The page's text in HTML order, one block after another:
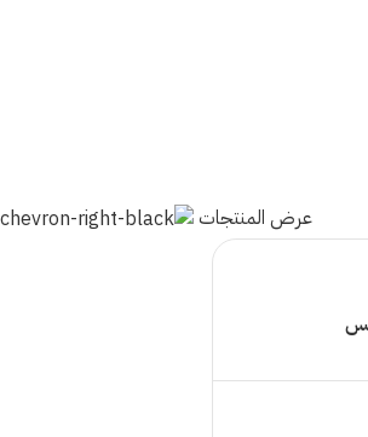
عرض المنتجات